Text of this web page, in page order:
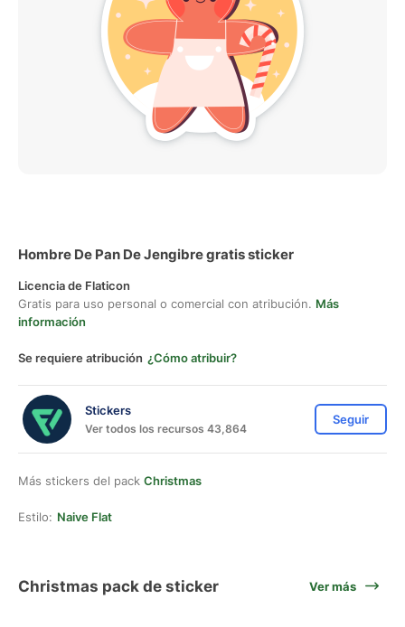
Hombre De Pan De Jengibre gratis sticker
Licencia de Flaticon
Gratis para uso personal o comercial con atribución. Más
información
Se requiere atribución ¿Cómo atribuir?
Stickers
Ver todos los recursos 43,864
Seguir
Más stickers del pack Christmas
Estilo: Naive Flat
Christmas pack de sticker Ver más